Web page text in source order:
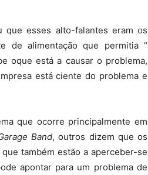
que esses alto-falantes eram os
de alimentação que permitia “
oque está a causar o problema,
está ciente do problema e
que ocorre principalmente em
Band, outros dizem que os
também estão a aperceber-se
apontar para um problema de